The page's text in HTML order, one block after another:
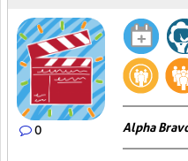
0 Alpha